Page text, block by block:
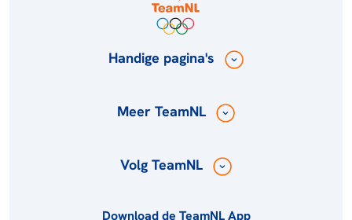
Handige pagina's
Meer TeamNL
Volg TeamNL
Download de TeamNL App